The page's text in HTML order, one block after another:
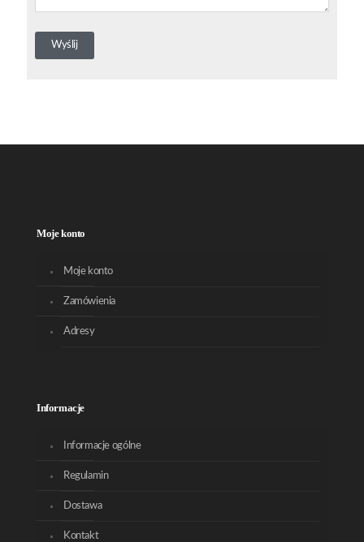
Moje konto
Moje konto
Zamówienia
Adresy
Informacje
Informacje ogólne
Regulamin
Dostawa
Kontakt